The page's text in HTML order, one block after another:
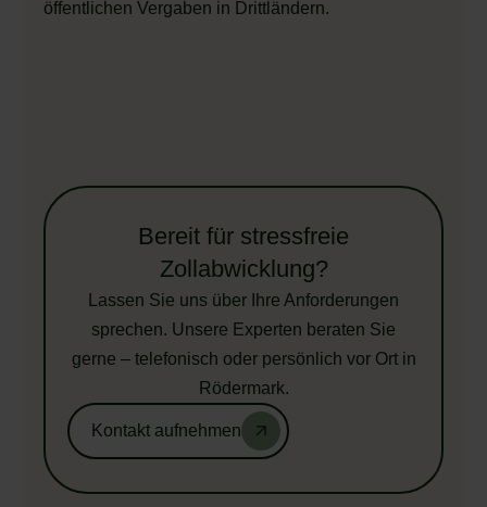
öffentlichen Vergaben in Drittländern.
Bereit für stressfreie
Zollabwicklung?
Lassen Sie uns über Ihre Anforderungen
sprechen. Unsere Experten beraten Sie
gerne – telefonisch oder persönlich vor Ort in
Rödermark.
Kontakt aufnehmen